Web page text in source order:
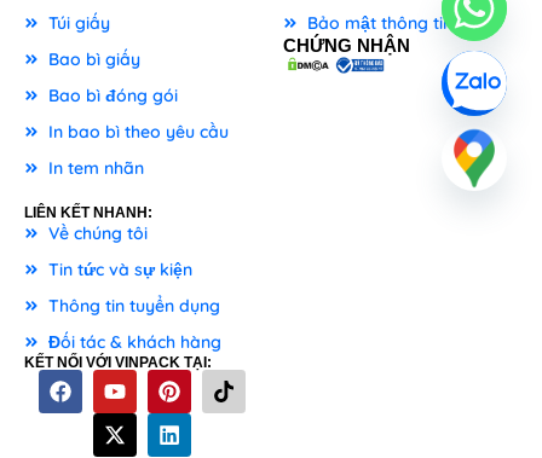
Túi giấy
Bao bì giấy
Bao bì đóng gói
In bao bì theo yêu cầu
In tem nhãn
Bảo mật thông tin
CHỨNG NHẬN
LIÊN KẾT NHANH:
Về chúng tôi
Tin tức và sự kiện
Thông tin tuyển dụng
Đối tác & khách hàng
KẾT NỐI VỚI VINPACK TẠI: